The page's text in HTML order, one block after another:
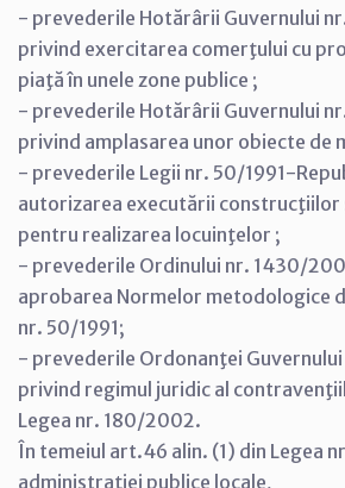
- prevederile Hotărârii Guvernului
privind exercitarea comerţului cu
piaţă în unele zone publice ;
- prevederile Hotărârii Guvernului
privind amplasarea unor obiecte de
- prevederile Legii nr. 50/1991-
autorizarea executării construcţiilor
pentru realizarea locuinţelor ;
- prevederile Ordinului nr. 1430/
aprobarea Normelor metodologice
nr. 50/1991;
- prevederile Ordonanţei
privind regimul juridic al
Legea nr. 180/2002.
În temeiul art.46 alin. (1) din Legea
administraţiei publice locale,